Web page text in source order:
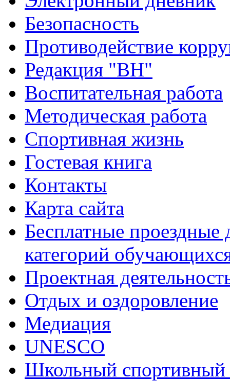
Безопасность
Противодействие
Редакция "ВН"
Воспитательная работа
Методическая работа
Спортивная жизнь
Гостевая книга
Контакты
Карта сайта
Бесплатные
категорий
Проектная
Отдых и оздоровление
Медиация
UNESCO
Школьный спортивный